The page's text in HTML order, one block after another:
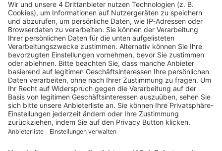
info@spirig-healthcare.ch
Pharmakovigilanz
Für Meldungen von unerwünschten Arzneimittelwirkungen zu
einem Medikament von Spirig HealthCare AG
Tel. +41 62 388 85 88
pharmacovigilance@spirig-healthcare.ch
FOLGEN SIE UNS